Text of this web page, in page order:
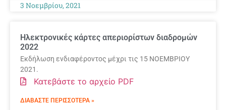
3 Νοεμβρίου, 2021
Ηλεκτρονικές κάρτες απεριορίστων διαδρομών
2022
Εκδήλωση ενδιαφέροντος μέχρι τις 15 ΝΟΕΜΒΡΙΟΥ
2021.
Κατεβάστε το αρχείο PDF
ΔΙΑΒΆΣΤΕ ΠΕΡΙΣΣΌΤΕΡΑ »